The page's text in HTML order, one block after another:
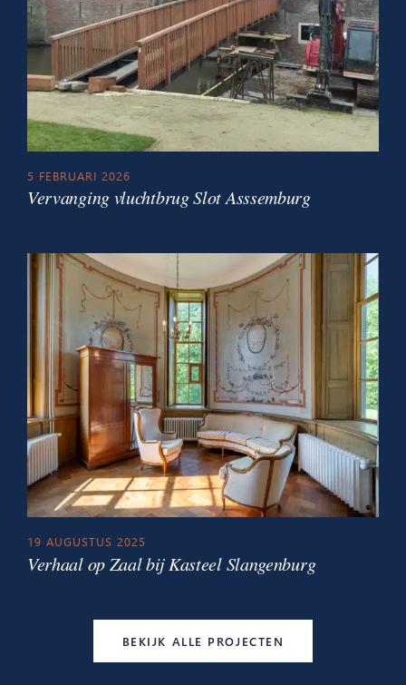
5 FEBRUARI 2026
Vervanging vluchtbrug Slot Asssemburg
19 AUGUSTUS 2025
Verhaal op Zaal bij Kasteel Slangenburg
BEKIJK ALLE PROJECTEN